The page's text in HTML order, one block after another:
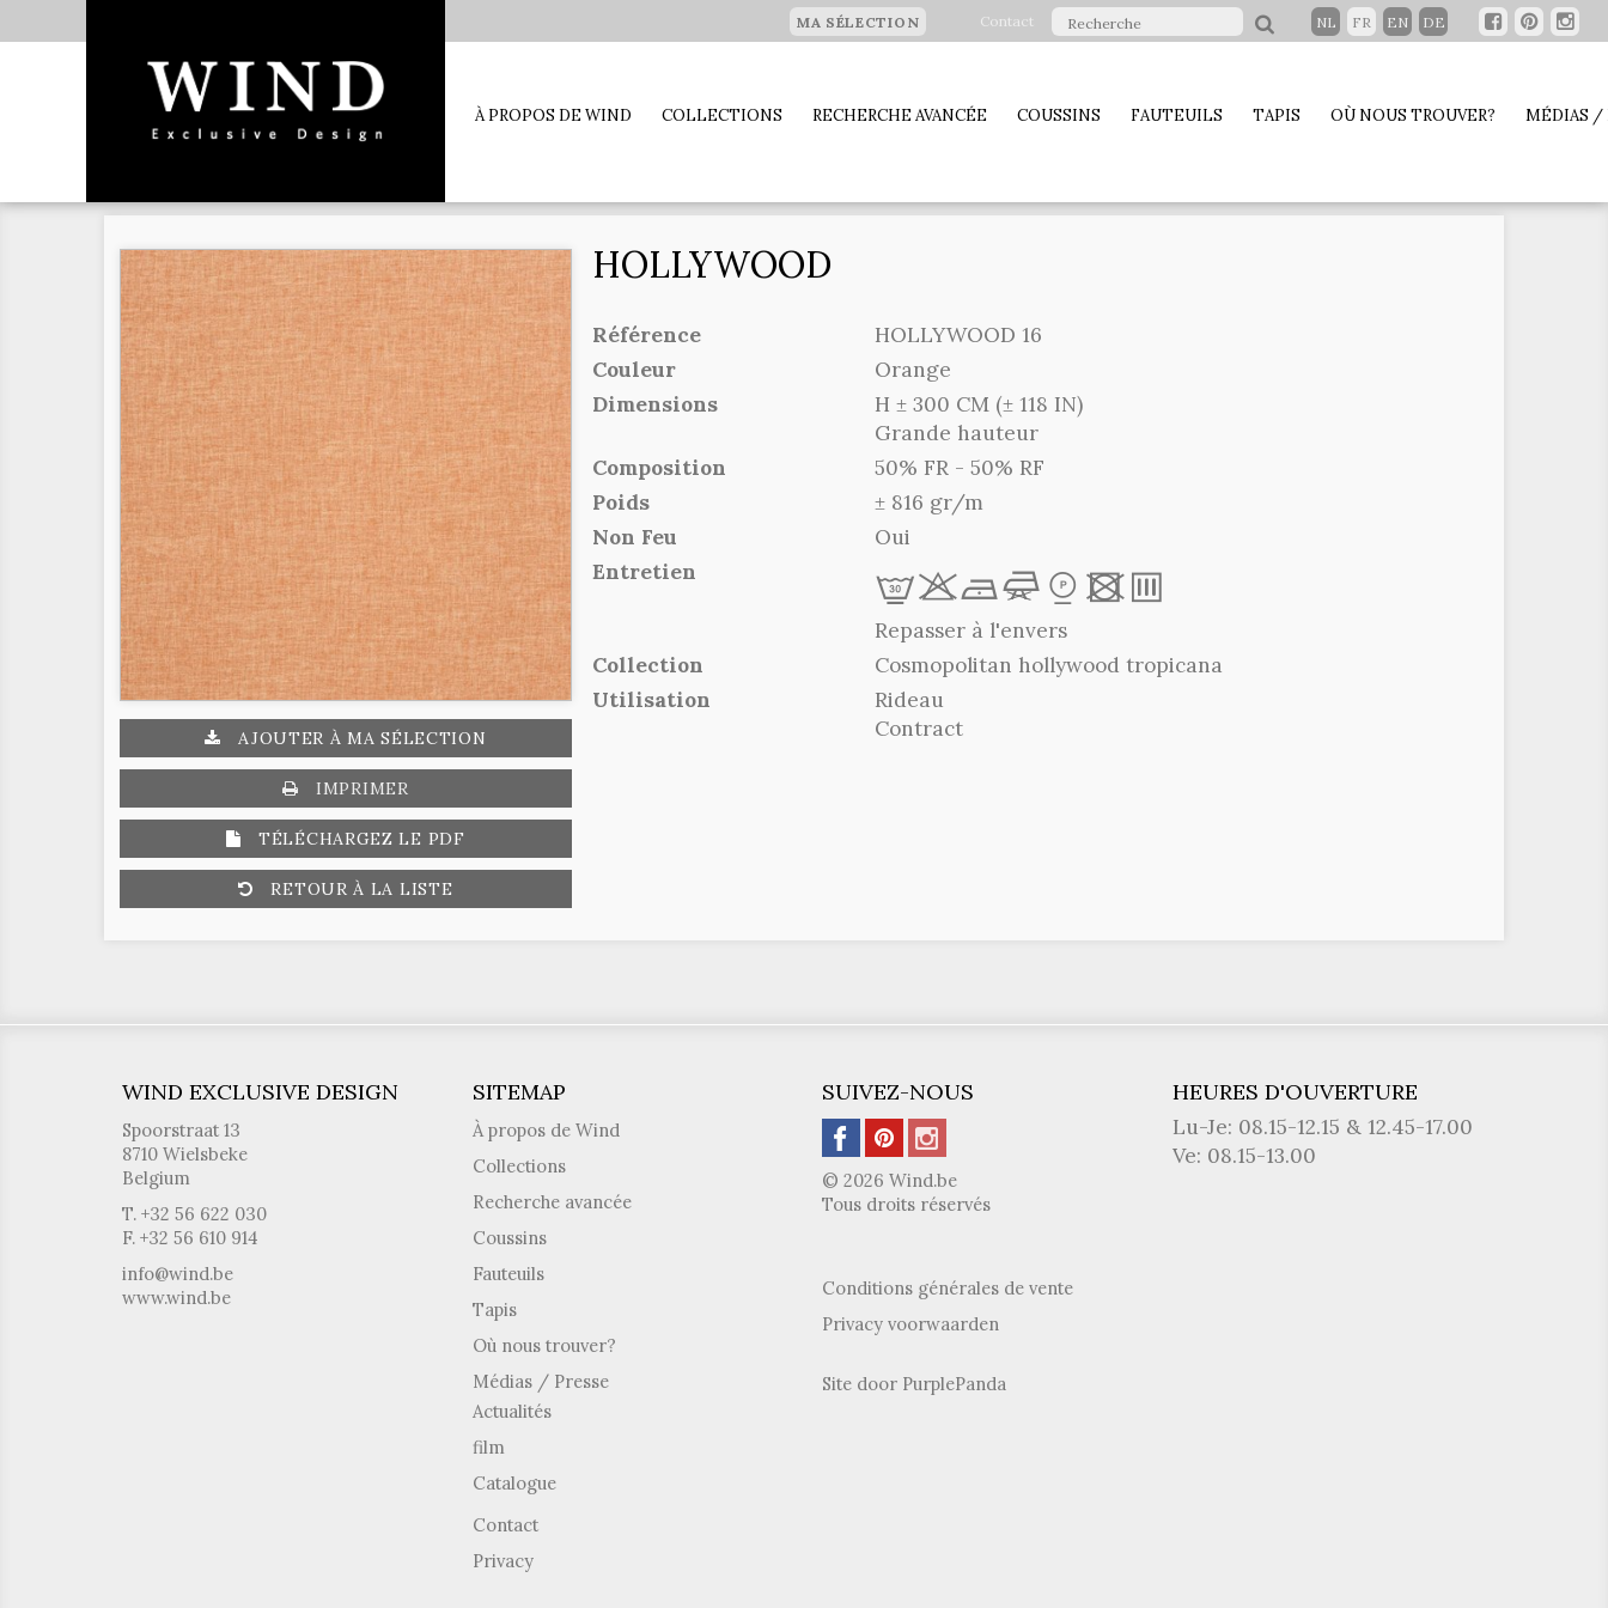
MA SÉLECTION Contact NL FR EN DE
À PROPOS DE WIND COLLECTIONS RECHERCHE AVANCÉE COUSSINS FAUTEUILS TAPIS OÙ NOUS TROUVER? MÉDIAS /
AJOUTER À MA SÉLECTION
IMPRIMER
TÉLÉCHARGEZ LE PDF
RETOUR À LA LISTE
HOLLYWOOD
Référence
HOLLYWOOD 16
Couleur
Orange
Dimensions
H ± 300 CM (± 118 IN)
Grande hauteur
Composition
50% FR - 50% RF
Poids
± 816 gr/m
Non Feu
Oui
Entretien
Lrbf * xp
Repasser à l'envers
Collection
Cosmopolitan hollywood tropicana
Utilisation
Rideau
Contract
WIND EXCLUSIVE DESIGN
Spoorstraat 13
8710 Wielsbeke
Belgium
T. +32 56 622 030
F. +32 56 610 914
info@wind.be
www.wind.be
SITEMAP
À propos de Wind
Collections
Recherche avancée
Coussins
Fauteuils
Tapis
Où nous trouver?
Médias / Presse
Actualités
film
Catalogue
Contact
Privacy
SUIVEZ-NOUS
© 2026 Wind.be
Tous droits réservés
Conditions générales de vente
Privacy voorwaarden
Site door PurplePanda
HEURES D'OUVERTURE
Lu-Je: 08.15-12.15 & 12.45-17.00
Ve: 08.15-13.00